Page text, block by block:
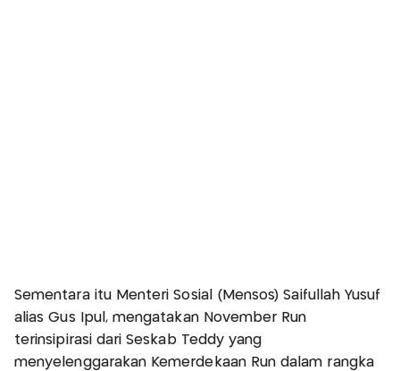
Sementara itu Menteri Sosial (Mensos) Saifullah Yusuf
alias Gus Ipul, mengatakan November Run
terinsipirasi dari Seskab Teddy yang
menyelenggarakan Kemerdekaan Run dalam rangka